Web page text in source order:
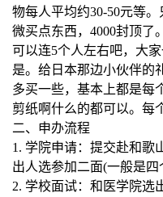
物每人平均约30-50元等。
微买点东西， 4000封顶了
可以连5个人左右吧，大
是。给日本那边小伙伴的
多买一些，基本上都是每
剪纸啊什么的都可以。每
二、 申办流程
1. 学院申请：提交赴和歌
出人选参加二面(一般是四
2. 学校面试：和医学院选